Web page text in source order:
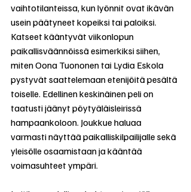
vaihtotilanteissa, kun lyönnit ovat ikävän
usein päätyneet kopeiksi tai paloiksi.
Katseet kääntyvät viikonlopun
paikallisväännöissä esimerkiksi siihen,
miten Oona Tuononen tai Lydia Eskola
pystyvät saattelemaan etenijöitä pesältä
toiselle. Edellinen keskinäinen peli on
taatusti jäänyt pöytyäläisleirissä
hampaankoloon. Joukkue haluaa
varmasti näyttää paikalliskilpailijalle sekä
yleisölle osaamistaan ja kääntää
voimasuhteet ympäri.